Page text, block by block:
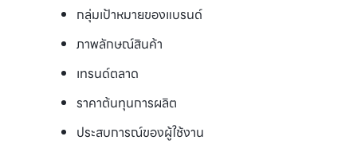
กลุ่มเป้าหมายของแบรนด์
ภาพลักษณ์สินค้า
เทรนด์ตลาด
ราคาต้นทุนการผลิต
ประสบการณ์ของผู้ใช้งาน